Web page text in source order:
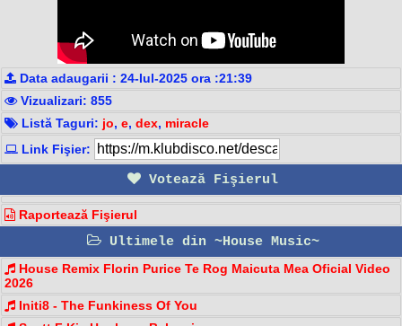
Data adaugarii : 24-Iul-2025 ora :21:39
Vizualizari: 855
Listă Taguri: jo, e, dex, miracle
Link Fişier:
Votează Fişierul
Raportează Fişierul
Ultimele din ~House Music~
House Remix Florin Purice Te Rog Maicuta Mea Oficial Video
2026
Initi8 - The Funkiness Of You